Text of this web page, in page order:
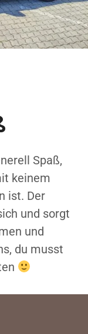
Spaß,
keinem
ist. Der
und sorgt
und
du musst